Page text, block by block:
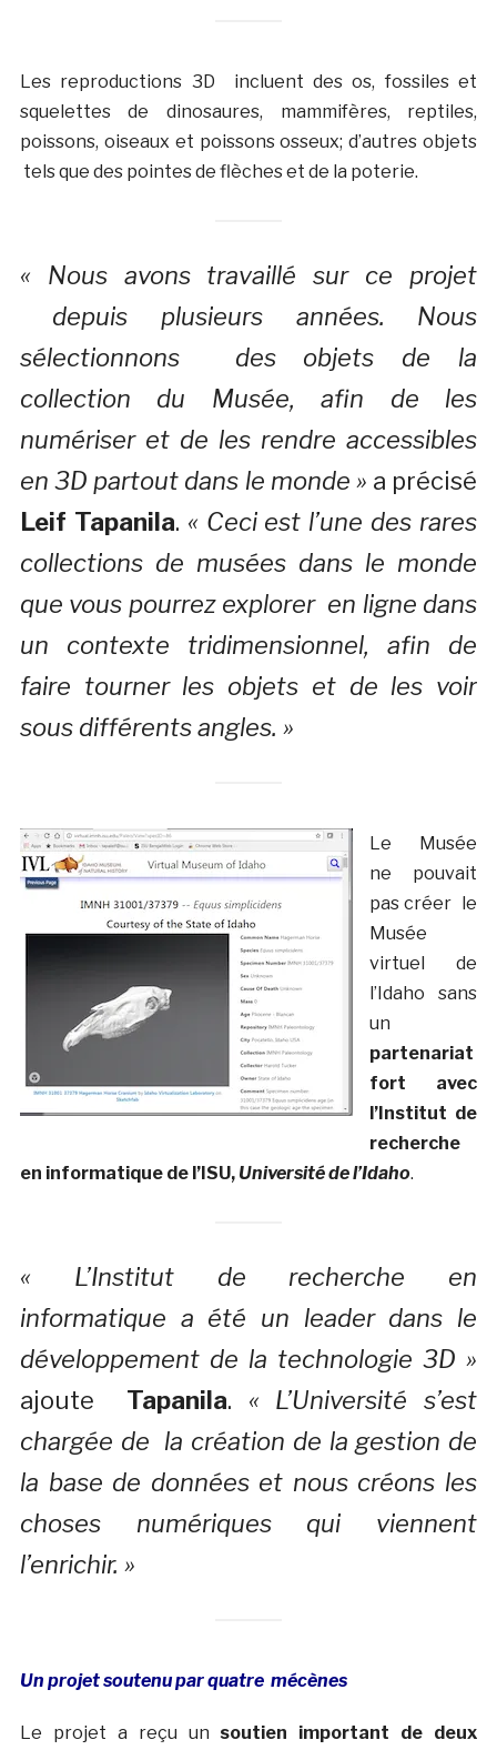
Les reproductions 3D incluent des os, fossiles et
squelettes de dinosaures, mammifères, reptiles,
poissons, oiseaux et poissons osseux; d’autres objets
tels que des pointes de flèches et de la poterie.
« Nous avons travaillé sur ce projet
depuis plusieurs années. Nous
sélectionnons des objets de la
collection du Musée, afin de les
numériser et de les rendre accessibles
en 3D partout dans le monde » a précisé
Leif Tapanila. « Ceci est l’une des rares
collections de musées dans le monde
que vous pourrez explorer en ligne dans
un contexte tridimensionnel, afin de
faire tourner les objets et de les voir
sous différents angles. »
Le Musée
ne pouvait
pas créer le
Musée
virtuel de
l’Idaho sans
un
partenariat
fort avec
l’Institut de
recherche
en informatique de l’ISU, Université de l’Idaho.
« L’Institut de recherche en
informatique a été un leader dans le
développement de la technologie 3D »
ajoute Tapanila. « L’Université s’est
chargée de la création de la gestion de
la base de données et nous créons les
choses numériques qui viennent
l’enrichir. »
Un projet soutenu par quatre mécènes
Le projet a reçu un soutien important de deux